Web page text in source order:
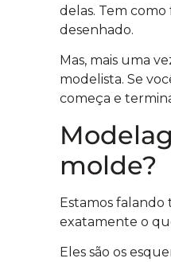
delas. Tem
desenhado.
Mas, mais uma
modelista. Se
começa e
molde?
Estamos falando
exatamente o
Eles são os